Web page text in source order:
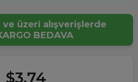
ve üzeri alışverişlerde
BEDAVA
$3.74